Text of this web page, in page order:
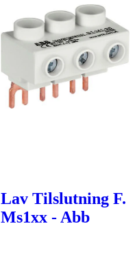
Lav Tilslutning F.
Ms1xx - Abb